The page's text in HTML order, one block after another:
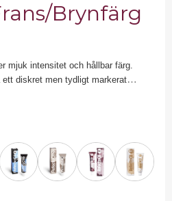
Brynfärg
mjuk intensitet och hållbar färg.
diskret men tydligt markerat